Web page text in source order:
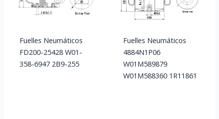
Fuelles Neumáticos
FD200-25428 W01-
358-6947 2B9-255
Fuelles Neumáticos
4884N1P06
W01M589879
W01M588360 1R11861